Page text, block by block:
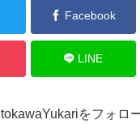
Facebook
LINE
ItokawaYukariをフォロ